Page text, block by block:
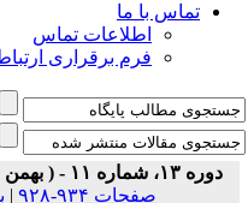
تماس با ما
اطلاعات تماس
فرم برقراری ارتباط
دوره ۱۳، شماره ۱۱ - ( بهمن ۱۳۹۴ )
صفحات ۹۳۴-۹۲۸
|